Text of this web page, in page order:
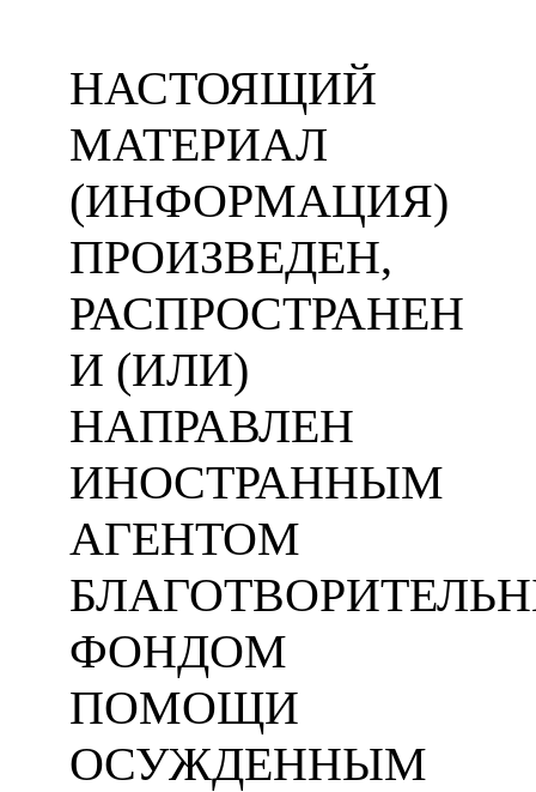
НАСТОЯЩИЙ
МАТЕРИАЛ
(ИНФОРМАЦИЯ)
ПРОИЗВЕДЕН,
РАСПРОСТРАНЕН
И (ИЛИ)
НАПРАВЛЕН
ИНОСТРАННЫМ
АГЕНТОМ
ФОНДОМ
ПОМОЩИ
ОСУЖДЕННЫМ